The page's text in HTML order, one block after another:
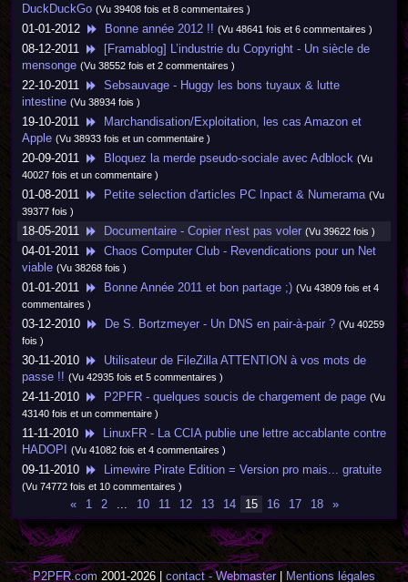
DuckDuckGo (Vu 39408 fois et 8 commentaires )
01-01-2012 Bonne année 2012 !! (Vu 48641 fois et 6 commentaires )
08-12-2011
[Framablog] L’industrie du Copyright - Un siècle de
mensonge (Vu 38552 fois et 2 commentaires )
22-10-2011
Sebsauvage - Huggy les bons tuyaux & lutte
intestine (Vu 38934 fois )
19-10-2011
Marchandisation/Exploitation, les cas Amazon et
Apple (Vu 38933 fois et un commentaire )
20-09-2011 Bloquez la merde pseudo-sociale avec Adblock (Vu
40027 fois et un commentaire )
01-08-2011 Petite selection d'articles PC Inpact & Numerama (Vu
39377 fois )
18-05-2011 Documentaire - Copier n'est pas voler (Vu 39622 fois )
04-01-2011
Chaos Computer Club - Revendications pour un Net
viable (Vu 38268 fois )
01-01-2011 Bonne Année 2011 et bon partage ;) (Vu 43809 fois et 4
commentaires )
03-12-2010 De S. Bortzmeyer - Un DNS en pair-à-pair ? (Vu 40259
fois )
30-11-2010
Utilisateur de FileZilla ATTENTION à vos mots de
passe !! (Vu 42935 fois et 5 commentaires )
24-11-2010 P2PFR - quelques soucis de chargement de page (Vu
43140 fois et un commentaire )
11-11-2010
LinuxFR - La CCIA publie une lettre accablante contre
HADOPI
(Vu 41082 fois et 4 commentaires )
09-11-2010 Limewire Pirate Edition = Version pro mais... gratuite
(Vu 74772 fois et 10 commentaires )
« 1 2 ... 10 11 12 13 14 15 16 17 18 »
P2PFR.com 2001-2026 | contact - Webmaster| Mentions légales